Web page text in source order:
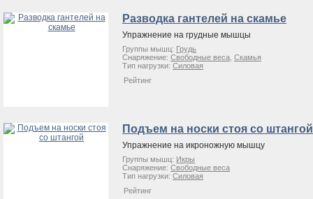
Разводка гантелей на скамье
Упражнение на грудные мышцы
Группы мышц: Грудь
Снаряжение: Свободные веса Скамья
Тип нагрузки: Силовая
Рейтинг
Подъем на носки стоя со штангой
Упражнение на икроножную мышцу
Группы мышц: Икры
Снаряжение: Свободные веса
Тип нагрузки: Силовая
Рейтинг